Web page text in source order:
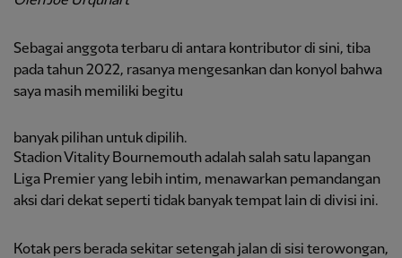
Sebagai anggota terbaru di antara kontributor di sini, tiba
pada tahun 2022, rasanya mengesankan dan konyol bahwa
saya masih memiliki begitu
banyak pilihan untuk dipilih.
Stadion Vitality Bournemouth adalah salah satu lapangan
Liga Premier yang lebih intim, menawarkan pemandangan
aksi dari dekat seperti tidak banyak tempat lain di divisi ini.
Kotak pers berada sekitar setengah jalan di sisi terowongan,